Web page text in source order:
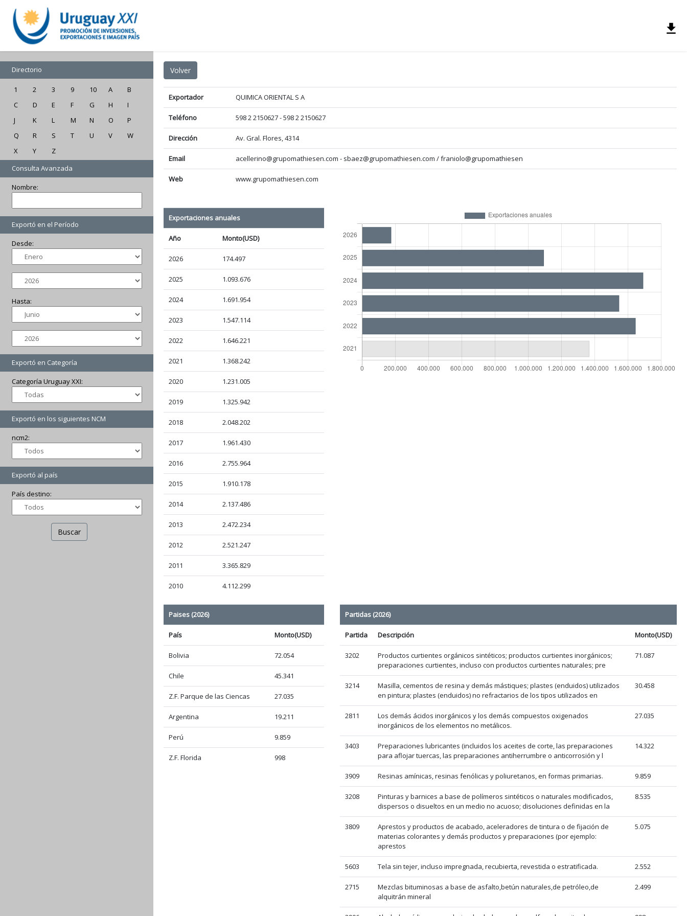
Directorio
1 2 3 9 10 A
B
C
D E F G H
I
J
K L M N O
P
Q
R S T U V
W
X
Y
Z
Consulta Avanzada
Nombre:
Exportó en el Período
Desde:
Hasta:
Exportó en Categoría
Categoría Uruguay XXI:
Exportó en los siguientes NCM
ncm2:
Exportó al país
País destino:
Buscar
Exportador QUIMICA ORIENTAL S A
Teléfono 598 2 2150627 - 598 2 2150627
Dirección Av. Gral. Flores, 4314
Email acellerino@grupomathiesen.com - sbaez@grupomathiesen.com / franiolo@grupomathiesen
Web www.grupomathiesen.com
Exportaciones anuales
Año Monto(USD)
2026 174.497
2025 1.093.676
2024 1.691.954
2023 1.547.114
2022 1.646.221
2021 1.368.242
2020 1.231.005
2019 1.325.942
2018 2.048.202
2017 1.961.430
2016 2.755.964
2015 1.910.178
2014 2.137.486
2013 2.472.234
2012 2.521.247
2011 3.365.829
2010 4.112.299
Paises (2026)
País Monto(USD)
Bolivia 72.054
Chile 45.341
Z.F. Parque de las Ciencas 27.035
Argentina 19.211
Perú 9.859
Z.F. Florida 998
Partidas (2026)
Partida Descripción Monto(USD)
3202
Productos curtientes orgánicos sintéticos; productos curtientes inorgánicos;
preparaciones curtientes, incluso con productos curtientes naturales; pre
71.087
3214
Masilla, cementos de resina y demás mástiques; plastes (enduidos) utilizados
en pintura; plastes (enduidos) no refractarios de los tipos utilizados en
30.458
2811
Los demás ácidos inorgánicos y los demás compuestos oxigenados
inorgánicos de los elementos no metálicos.
27.035
3403
Preparaciones lubricantes (incluidos los aceites de corte, las preparaciones
para aflojar tuercas, las preparaciones antiherrumbre o anticorrosión y l
14.322
3909 Resinas amínicas, resinas fenólicas y poliuretanos, en formas primarias. 9.859
3208
Pinturas y barnices a base de polímeros sintéticos o naturales modificados,
dispersos o disueltos en un medio no acuoso; disoluciones definidas en la
8.535
3809
Aprestos y productos de acabado, aceleradores de tintura o de fijación de
materias colorantes y demás productos y preparaciones (por ejemplo:
aprestos
5.075
5603 Tela sin tejer, incluso impregnada, recubierta, revestida o estratificada. 2.552
2715
Mezclas bituminosas a base de asfalto,betún naturales,de petróleo,de
alquitrán mineral
2.499